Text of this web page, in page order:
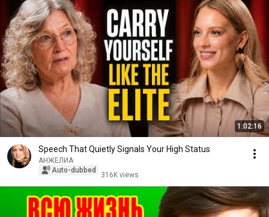
1:02:16
Speech That Quietly Signals Your High Status
АНЖЕЛИА
Auto-dubbed
316K views